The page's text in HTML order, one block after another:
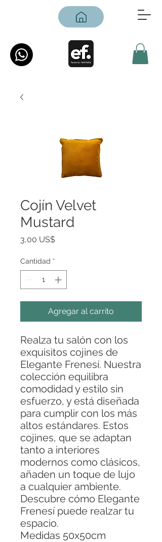
Cojín Velvet
Mustard
3,00 US$Precio
Cantidad *
Agregar al carrito
Realza tu salón con los
exquisitos cojines de
Elegante Frenesí. Nuestra
colección equilibra
comodidad y estilo sin
esfuerzo, y está diseñada
para cumplir con los más
altos estándares. Estos
cojines, que se adaptan
tanto a interiores
modernos como clásicos,
añaden un toque de lujo
a cualquier ambiente.
Descubre cómo Elegante
Frenesí puede realzar tu
espacio.
Medidas 50x50cm